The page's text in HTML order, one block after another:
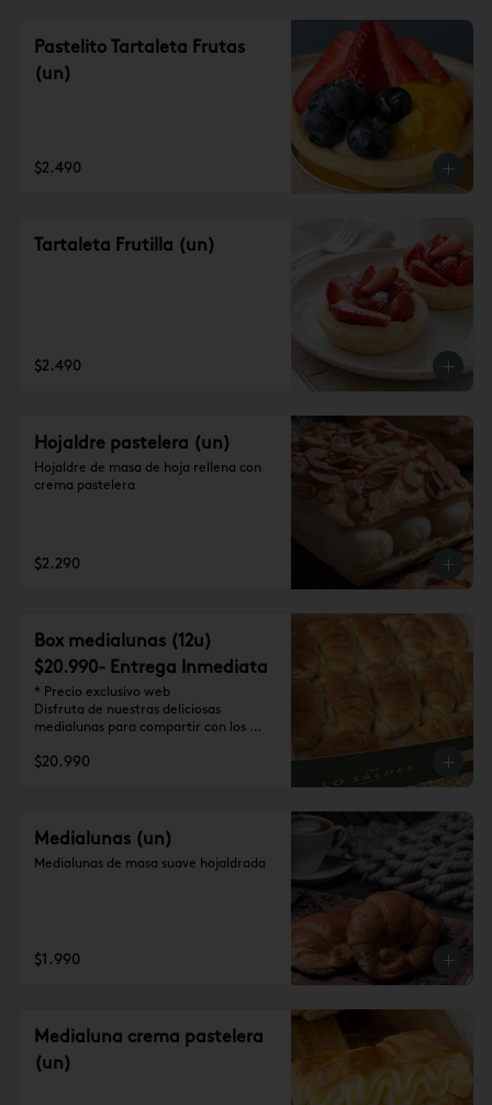
Pastelito Tartaleta Frutas
(un)
$2.490
Tartaleta Frutilla (un)
$2.490
Hojaldre pastelera (un)
Hojaldre de masa de hoja rellena con
crema pastelera
$2.290
Box medialunas (12u)
$20.990- Entrega Inmediata
* Precio exclusivo web
Disfruta de nuestras deliciosas
medialunas para compartir con los
$20.990
Medialunas (un)
Medialunas de masa suave hojaldrada
$1.990
Medialuna crema pastelera
(un)